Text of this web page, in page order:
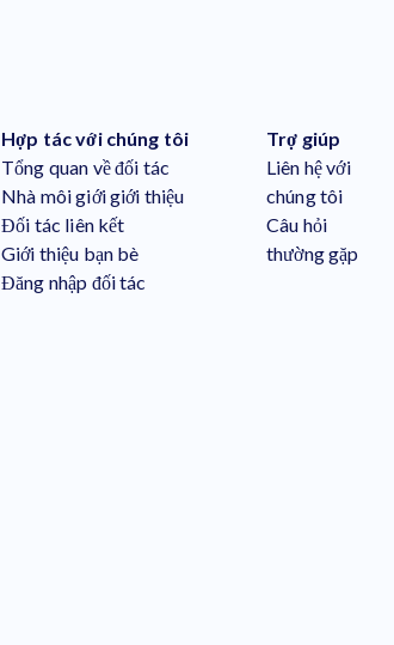
Hợp tác với chúng tôi
Tổng quan về đối tác
Nhà môi giới giới thiệu
Đối tác liên kết
Giới thiệu bạn bè
Đăng nhập đối tác
Trợ giúp
Liên hệ với
chúng tôi
Câu hỏi
thường gặp